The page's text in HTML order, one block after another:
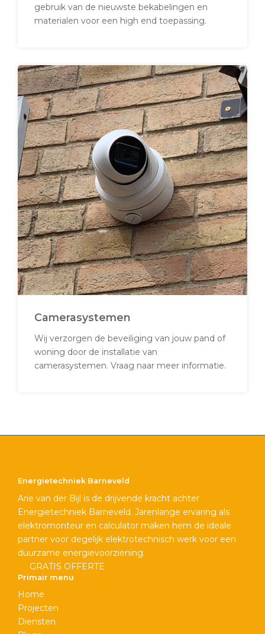
gebruik van de nieuwste bekabelingen en
materialen voor een high end toepassing.
Camerasystemen
Wij verzorgen de beveiliging van jouw pand of
woning door de installatie van
camerasystemen. Vraag naar meer informatie.
Energietechniek Barneveld
Arie van der Bijl is de drijvende kracht achter
Energietechniek Barneveld. Jarenlange ervaring als
elektromonteur en calculator maken hem de ideale
partner voor degelijk elektrotechnisch werk voor een
duurzame energievoorziening.
GRATIS OFFERTE
Primair menu
Home
Projecten
Diensten